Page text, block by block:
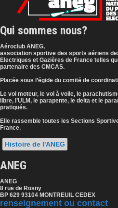
Qui sommes nous?
Aéroclub ANEG,
association sportive des sports aériens
Electriques et Gazières de France telles
partenaire des CMCAS.
Placée sous l’égide du comité de
Le vol moteur, le vol à voile, le
libre, l’ULM, le parapente, le delta et le
pratiqués.
Elle rassemble toutes les Sections
France.
Histoire de l'ANEG
ANEG
ANEG
8 rue de Rosny
BP 629 93104 MONTREUIL CEDEX
renseignement ou contact